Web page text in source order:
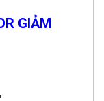
GIẢM